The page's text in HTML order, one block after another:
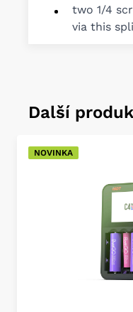
two 1/4
via this
Další
NOVINKA